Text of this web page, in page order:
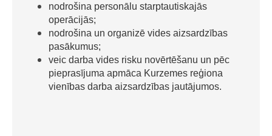
nodrošina personālu starptautiskajās
operācijās;
nodrošina un organizē vides aizsardzības
pasākumus;
veic darba vides risku novērtēšanu un pēc
pieprasījuma apmāca Kurzemes reģiona
vienības darba aizsardzības jautājumos.